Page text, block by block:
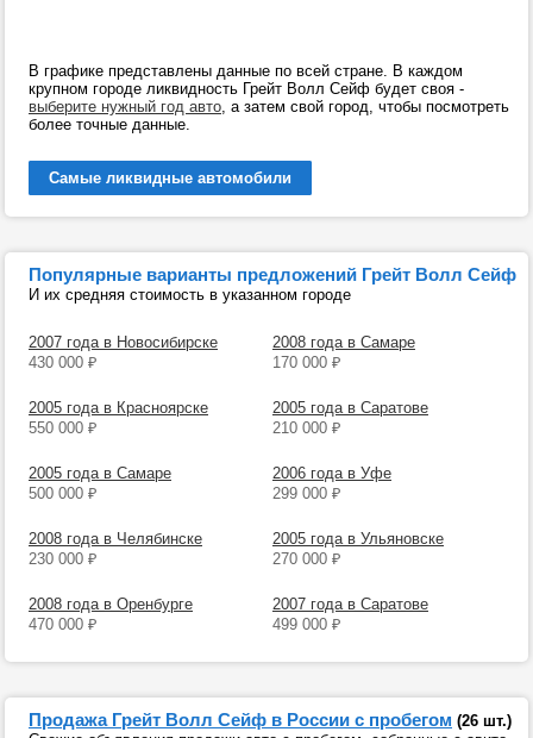
В графике представлены данные по всей стране. В каждом
крупном городе ликвидность Грейт Волл Сейф будет своя -
выберите нужный год авто, а затем свой город, чтобы посмотреть
более точные данные.
Самые ликвидные автомобили
Популярные варианты предложений Грейт Волл Сейф
И их средняя стоимость в указанном городе
2007 года в Новосибирске
430 000 ₽
2008 года в Самаре
170 000 ₽
2005 года в Красноярске
550 000 ₽
2005 года в Саратове
210 000 ₽
2005 года в Самаре
500 000 ₽
2006 года в Уфе
299 000 ₽
2008 года в Челябинске
230 000 ₽
2005 года в Ульяновске
270 000 ₽
2008 года в Оренбурге
470 000 ₽
2007 года в Саратове
499 000 ₽
Продажа Грейт Волл Сейф в России с пробегом (26 шт.)